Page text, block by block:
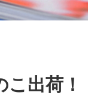
出荷！